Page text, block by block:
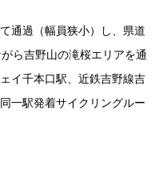
通過（幅員狭小）し、県道
ら吉野山の滝桜エリアを通
イ千本口駅、近鉄吉野線吉
一駅発着サイクリングルー